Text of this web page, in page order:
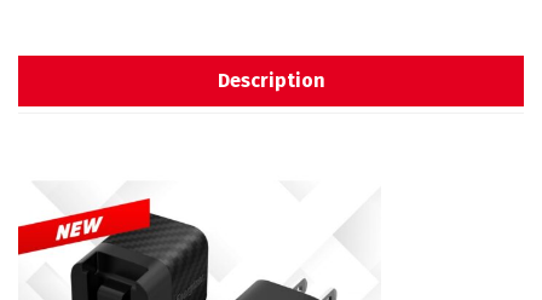
Description